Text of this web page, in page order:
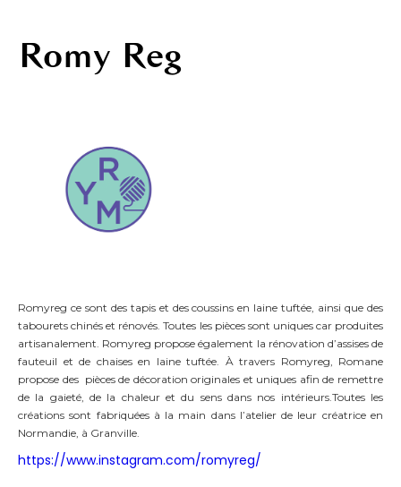
Romy Reg
Romyreg ce sont des tapis et des coussins en laine tuftée, ainsi que des
tabourets chinés et rénovés. Toutes les pièces sont uniques car produites
artisanalement. Romyreg propose également la rénovation d’assises de
fauteuil et de chaises en laine tuftée. À travers Romyreg, Romane
propose des pièces de décoration originales et uniques afin de remettre
de la gaieté, de la chaleur et du sens dans nos intérieurs.Toutes les
créations sont fabriquées à la main dans l’atelier de leur créatrice en
Normandie, à Granville.
https://www.instagram.com/romyreg/